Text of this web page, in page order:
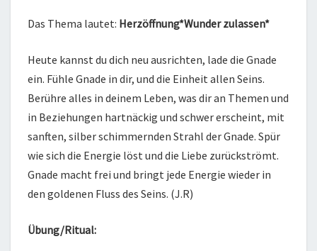
Das Thema lautet: Herzöffnung*Wunder zulassen*
Heute kannst du dich neu ausrichten, lade die Gnade
ein. Fühle Gnade in dir, und die Einheit allen Seins.
Berühre alles in deinem Leben, was dir an Themen und
in Beziehungen hartnäckig und schwer erscheint, mit
sanften, silber schimmernden Strahl der Gnade. Spür
wie sich die Energie löst und die Liebe zurückströmt.
Gnade macht frei und bringt jede Energie wieder in
den goldenen Fluss des Seins. (J.R)
Übung/Ritual: